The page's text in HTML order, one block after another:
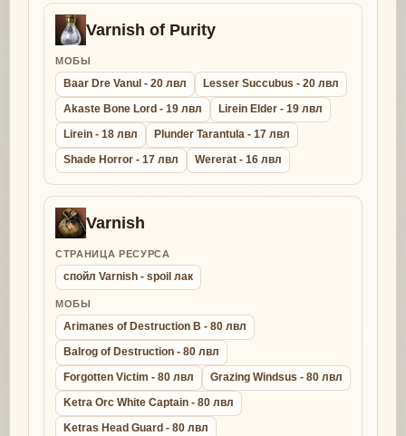
Varnish of Purity
МОБЫ
Baar Dre Vanul - 20 лвл
Lesser Succubus - 20 лвл
Akaste Bone Lord - 19 лвл
Lirein Elder - 19 лвл
Lirein - 18 лвл
Plunder Tarantula - 17 лвл
Shade Horror - 17 лвл
Wererat - 16 лвл
Varnish
СТРАНИЦА РЕСУРСА
спойл Varnish - spoil лак
МОБЫ
Arimanes of Destruction B - 80 лвл
Balrog of Destruction - 80 лвл
Forgotten Victim - 80 лвл
Grazing Windsus - 80 лвл
Ketra Orc White Captain - 80 лвл
Ketras Head Guard - 80 лвл